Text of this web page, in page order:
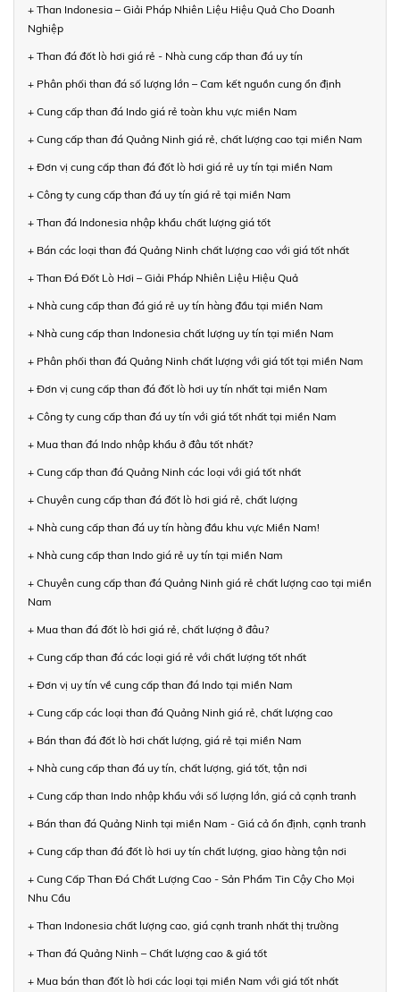
+ Than Indonesia – Giải Pháp Nhiên Liệu Hiệu Quả Cho Doanh
Nghiệp
+ Than đá đốt lò hơi giá rẻ - Nhà cung cấp than đá uy tín
+ Phân phối than đá số lượng lớn – Cam kết nguồn cung ổn định
+ Cung cấp than đá Indo giá rẻ toàn khu vực miền Nam
+ Cung cấp than đá Quảng Ninh giá rẻ, chất lượng cao tại miền Nam
+ Đơn vị cung cấp than đá đốt lò hơi giá rẻ uy tín tại miền Nam
+ Công ty cung cấp than đá uy tín giá rẻ tại miền Nam
+ Than đá Indonesia nhập khẩu chất lượng giá tốt
+ Bán các loại than đá Quảng Ninh chất lượng cao với giá tốt nhất
+ Than Đá Đốt Lò Hơi – Giải Pháp Nhiên Liệu Hiệu Quả
+ Nhà cung cấp than đá giá rẻ uy tín hàng đầu tại miền Nam
+ Nhà cung cấp than Indonesia chất lượng uy tín tại miền Nam
+ Phân phối than đá Quảng Ninh chất lượng với giá tốt tại miền Nam
+ Đơn vị cung cấp than đá đốt lò hơi uy tín nhất tại miền Nam
+ Công ty cung cấp than đá uy tín với giá tốt nhất tại miền Nam
+ Mua than đá Indo nhập khẩu ở đâu tốt nhất?
+ Cung cấp than đá Quảng Ninh các loại với giá tốt nhất
+ Chuyên cung cấp than đá đốt lò hơi giá rẻ, chất lượng
+ Nhà cung cấp than đá uy tín hàng đầu khu vực Miền Nam!
+ Nhà cung cấp than Indo giá rẻ uy tín tại miền Nam
+ Chuyên cung cấp than đá Quảng Ninh giá rẻ chất lượng cao tại miền
Nam
+ Mua than đá đốt lò hơi giá rẻ, chất lượng ở đâu?
+ Cung cấp than đá các loại giá rẻ với chất lượng tốt nhất
+ Đơn vị uy tín về cung cấp than đá Indo tại miền Nam
+ Cung cấp các loại than đá Quảng Ninh giá rẻ, chất lượng cao
+ Bán than đá đốt lò hơi chất lượng, giá rẻ tại miền Nam
+ Nhà cung cấp than đá uy tín, chất lượng, giá tốt, tận nơi
+ Cung cấp than Indo nhập khẩu với số lượng lớn, giá cả cạnh tranh
+ Bán than đá Quảng Ninh tại miền Nam - Giá cả ổn định, cạnh tranh
+ Cung cấp than đá đốt lò hơi uy tín chất lượng, giao hàng tận nơi
+ Cung Cấp Than Đá Chất Lượng Cao - Sản Phẩm Tin Cậy Cho Mọi
Nhu Cầu
+ Than Indonesia chất lượng cao, giá cạnh tranh nhất thị trường
+ Than đá Quảng Ninh – Chất lượng cao & giá tốt
+ Mua bán than đốt lò hơi các loại tại miền Nam với giá tốt nhất